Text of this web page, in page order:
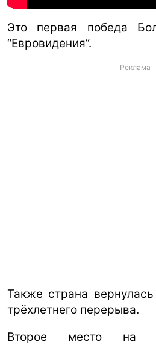
Это первая победа
“Евровидения”.
Реклама
Также страна
трёхлетнего перерыва.
Второе место на